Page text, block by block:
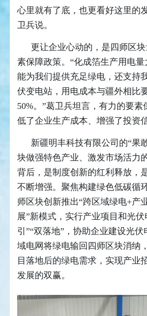
心里就有了底，也更看好这里的
卫兵说。
更让企业心动的，是四师区
素保障政策。“化成箔生产用电
能为我们提供充足绿电，还支持
伏变电站，用电成本与疆外相比
50%。”葛卫兵坦言，有力的要素
低了企业生产成本、增强了投资
新疆明丰科技有限公司的“果
块做强特色产业、激发市场活力
背后，是制度创新的红利释放，
不断增强。聚焦构建绿色低碳循
师区块创新推出“跨区域绿电+产
展”新模式，实行产业项目和光伏
引”“双落地”，协助企业建设光伏
域电网将绿电输回四师区块消纳
目落地后的绿电需求，实现产业
发展的双赢。